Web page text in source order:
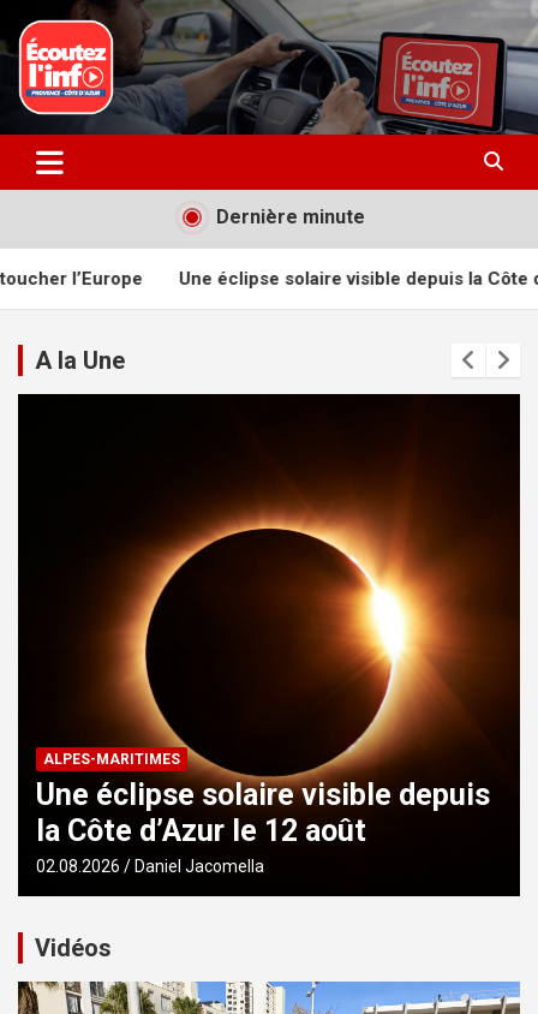
au
contenu
Ecoutez l’info
La radio du quotidien
Dernière minute
éclipse solaire visible depuis la Côte d’Azur le 12 août
A la Une
ALPES-MARITIMES
Une éclipse solaire visible depuis
la Côte d’Azur le 12 août
02.08.2026 Daniel Jacomella
Vidéos